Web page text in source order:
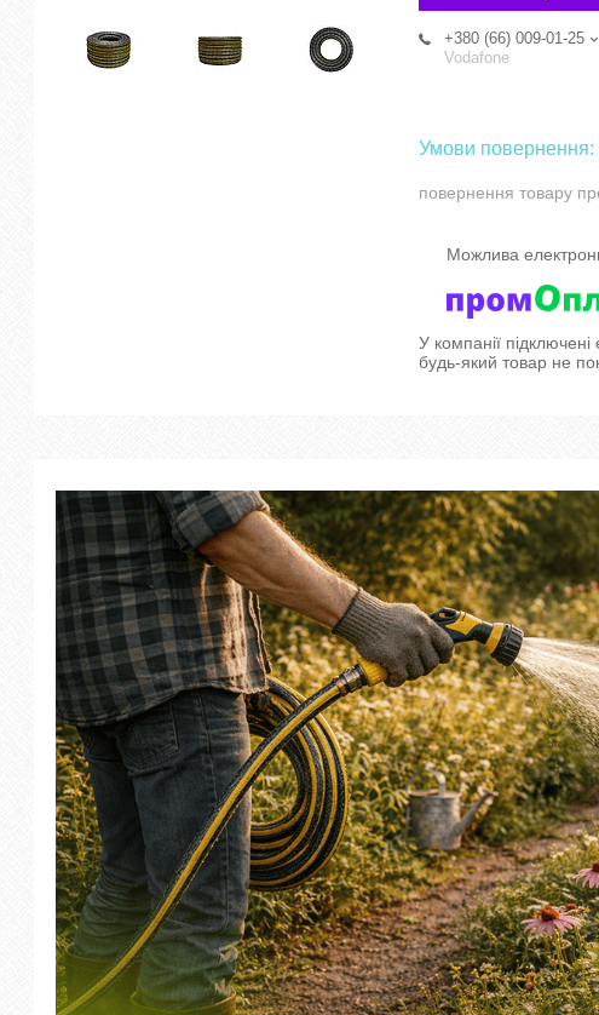
+380 (66) 009-01-25
Vodafone
повернення товару
У компанії
будь-який товар не